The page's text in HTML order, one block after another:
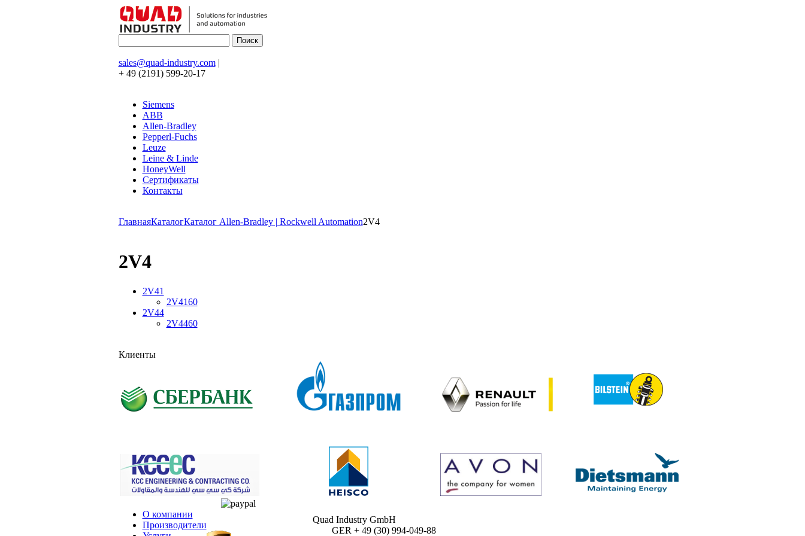
sales@quad-industry.com|
+ 49 (2191) 599-20-17
Siemens
ABB
Allen-Bradley
Pepperl-Fuchs
Leuze
Leine & Linde
HoneyWell
Сертификаты
Контакты
ГлавнаяКаталогКаталог Allen-Bradley | Rockwell Automation2V4
2V4
2V41
2V4160
2V44
2V4460
Клиенты
О компании
Производители
Quad Industry GmbH
GER + 49 (30) 994-049-88